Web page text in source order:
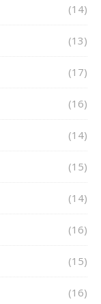
(14)
(13)
(17)
(16)
(14)
(15)
(14)
(16)
(15)
(16)